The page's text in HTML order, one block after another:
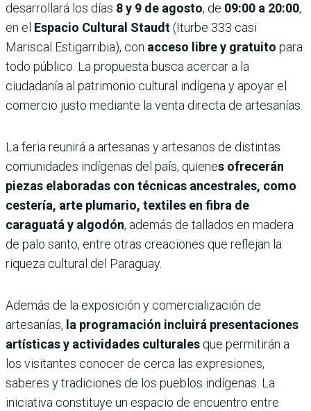
desarrollará los días 8 y 9 de agosto, de 09:00 a 20:00,
en el Espacio Cultural Staudt(Iturbe 333 casi
Mariscal Estigarribia), con acceso libre y gratuito para
todo público. La propuesta busca acercar a la
ciudadanía al patrimonio cultural indígena y apoyar el
comercio justo mediante la venta directa de artesanías.
La feria reunirá a artesanas y artesanos de distintas
comunidades indígenas del país, quienes ofrecerán
piezas elaboradas con técnicas ancestrales, como
cestería, arte plumario, textiles en fibra de
caraguatá y algodón, además de tallados en madera
de palo santo, entre otras creaciones que reflejan la
riqueza cultural del Paraguay.
Además de la exposición y comercialización de
artesanías, la programación incluirá presentaciones
artísticas y actividades culturales que permitirán a
los visitantes conocer de cerca las expresiones,
saberes y tradiciones de los pueblos indígenas. La
iniciativa constituye un espacio de encuentro entre